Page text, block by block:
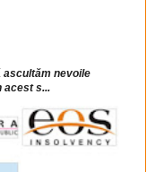
ascultăm nevoile
acest s...